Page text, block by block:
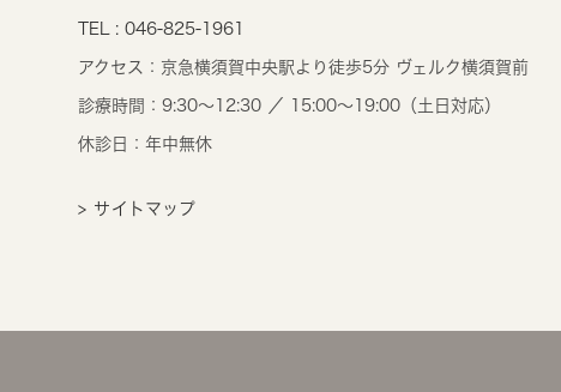
TEL : 046-825-1961
アクセス： 京急横須賀中央駅より徒歩5分 ヴェルク横須賀前
診療時間： 9:30～12:30 ／ 15:00～19:00（土日対応）
休診日：年中無休
> サイトマップ